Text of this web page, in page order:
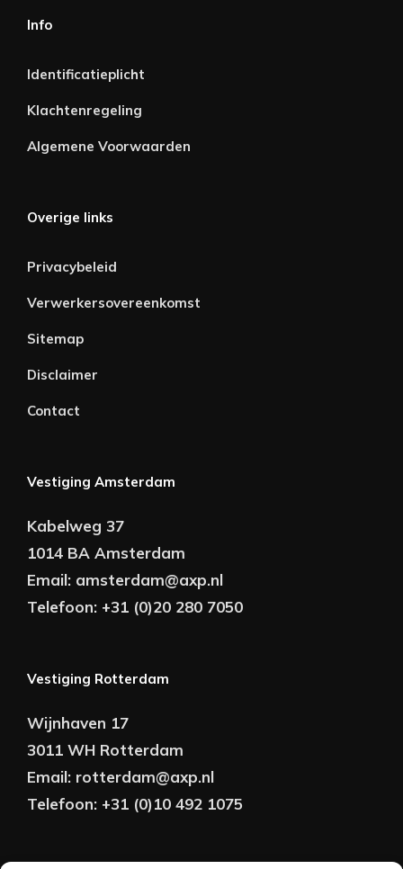
Info
Identificatieplicht
Klachtenregeling
Algemene Voorwaarden
Overige links
Privacybeleid
Verwerkersovereenkomst
Sitemap
Disclaimer
Contact
Vestiging Amsterdam
Kabelweg 37
1014 BA Amsterdam
Email: amsterdam@axp.nl
Telefoon: +31 (0)20 280 7050
Vestiging Rotterdam
Wijnhaven 17
3011 WH Rotterdam
Email: rotterdam@axp.nl
Telefoon: +31 (0)10 492 1075